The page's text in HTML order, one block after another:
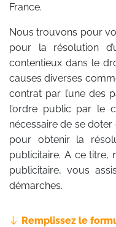
France.
Nous trouvons pour
pour la résolution
contentieux dans le
causes diverses
contrat par l’une des
l’ordre public par le
nécessaire de se
pour obtenir la
publicitaire. A ce titre,
publicitaire, vous
démarches.
Remplissez le